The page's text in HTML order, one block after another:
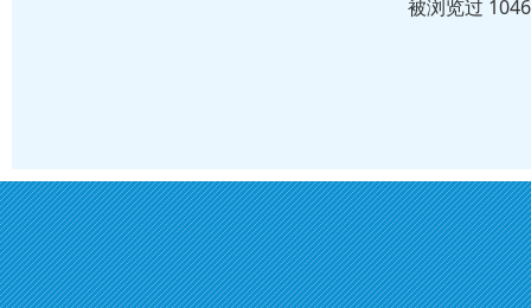
被浏览过